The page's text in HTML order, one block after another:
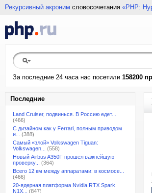
Рекурсивный акроним словосочетания «PHP:
За последние 24 часа нас посетили 158200
Последние
Land Cruiser, подвинься. В Россию едет...
(466)
С дизайном как у Ferrari, полным приводом
и...
(388)
Самый «злой» Volkswagen Tiguan:
Volkswagen...
(558)
Новый Airbus A350F прошел важнейшую
проверку...
(364)
Всего 12 км между аппаратами: в космосе...
(466)
20-ядерная платформа Nvidia RTX Spark
N1X...
(847)